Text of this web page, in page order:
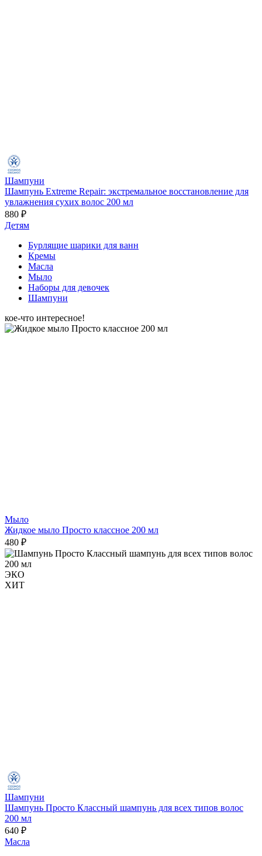
Шампуни
Шампунь Extreme Repair: экстремальное восстановление для
увлажнения сухих волос 200 мл
880 ₽
Детям
Бурлящие шарики для ванн
Кремы
Масла
Мыло
Наборы для девочек
Шампуни
кое-что интересное!
Мыло
Жидкое мыло Просто классное 200 мл
480 ₽
ЭКО
ХИТ
Шампуни
Шампунь Просто Классный шампунь для всех типов волос
200 мл
640 ₽
Масла